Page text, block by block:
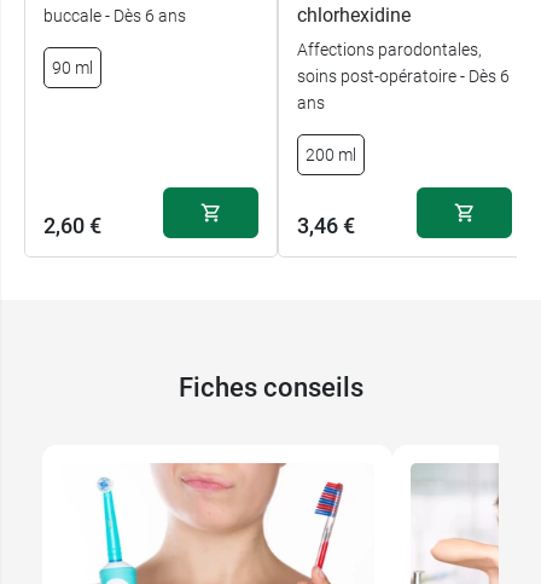
buccale - Dès 6 ans
90 ml
2,60 €
chlorhexidine
Affections parodontales,
soins post-opératoire - Dès 6
ans
200 ml
3,46 €
Fiches conseils